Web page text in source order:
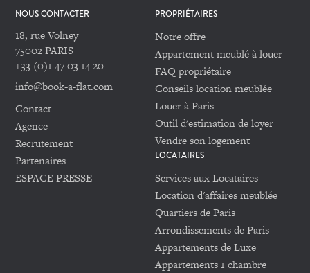
NOUS CONTACTER
18, rue Volney
75002 PARIS
+33 (0)1 47 03 14 20
info@book-a-flat.com
Contact
Agence
Recrutement
Partenaires
ESPACE PRESSE
PROPRIÉTAIRES
Notre offre
Appartement meublé à louer
FAQ propriétaire
Conseils location meublée
Louer à Paris
Outil d'estimation de loyer
Vendre son logement
LOCATAIRES
Services aux Locataires
Location d'affaires meublée
Quartiers de Paris
Arrondissements de Paris
Appartements de Luxe
Appartements 1 chambre